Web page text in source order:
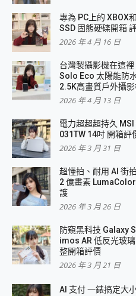
專為 PC上的 XBOX
SSD 固態硬碟開箱
2026 年 4 月 16 日
台灣製攝影機在這
Solo Eco 太陽能防
2.5K高畫質戶外攝影
2026 年 4 月 13 日
電力超超超持久
031TW 14吋 開箱
2026 年 3 月 31 日
超懂拍、耐用 AI 街
2 億畫素
護
2026 年 3 月 26 日
防窺黑科技 Galaxy
imos AR 低反光玻
整開箱評價
2026 年 3 月 21 日
AI 支付 一錶搞定大